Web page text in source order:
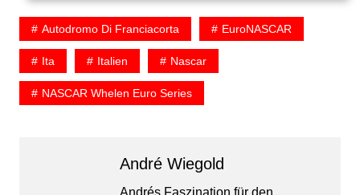
Autodromo Di Franciacorta EuroNASCAR
Ita Italien Nascar
NASCAR Whelen Euro Series
André Wiegold